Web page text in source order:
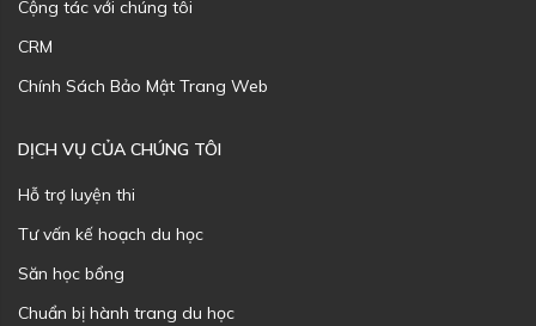
Cộng tác với chúng tôi
CRM
Chính Sách Bảo Mật Trang Web
DỊCH VỤ CỦA CHÚNG TÔI
Hỗ trợ luyện thi
Tư vấn kế hoạch du học
Săn học bổng
Chuẩn bị hành trang du học